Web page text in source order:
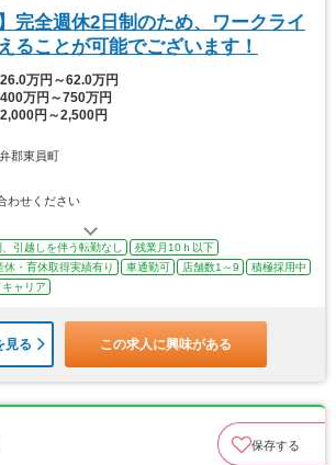
完全週休2日制のため、ワークライ
ることが可能でございます！
26.0万円～62.0万円
400万円～750万円
2,000円～2,500円
郡東員町
わせください
、引越しを伴う転勤なし
残業月10ｈ以下
休・育休取得実績有り 車通勤可 店舗数1～9
積極採用中
ャリア
見る この求人に興味がある
保存する